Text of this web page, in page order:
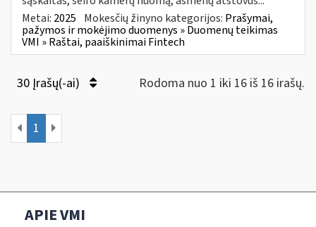
Metai: 2025 Mokesčių žinyno kategorijos: Prašymai,
pažymos ir mokėjimo duomenys » Duomenų teikimas
VMI » Raštai, paaiškinimai Fintech
30 Įrašų(-ai) Rodoma nuo 1 iki 16 iš 16 irašų.
1
APIE VMI